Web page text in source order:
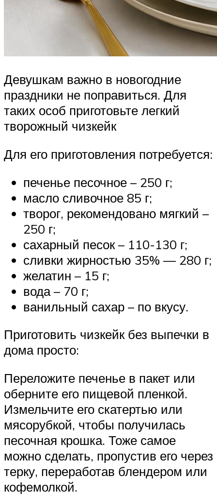
Девушкам важно в новогодние
праздники не поправиться. Для
таких особ приготовьте легкий
творожный чизкейк
Для его приготовления потребуется:
печенье песочное – 250 г;
масло сливочное 85 г;
творог, рекомендовано мягкий –
250 г;
сахарный песок – 110-130 г;
сливки жирностью 35% — 280 г;
желатин – 15 г;
вода – 70 г;
ванильный сахар – по вкусу.
Приготовить чизкейк без выпечки в
дома просто:
Переложите печенье в пакет или
оберните его пищевой пленкой.
Измельчите его скатертью или
мясорубкой, чтобы получилась
песочная крошка. Тоже самое
можно сделать, пропустив его через
терку, переработав блендером или
кофемолкой.